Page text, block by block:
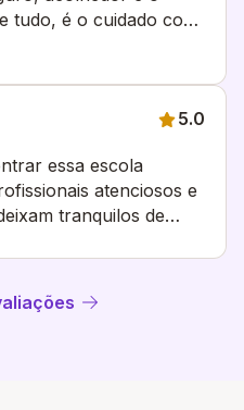
tudo, é o cuidado com
5.0
essa escola
atenciosos e
tranquilos de